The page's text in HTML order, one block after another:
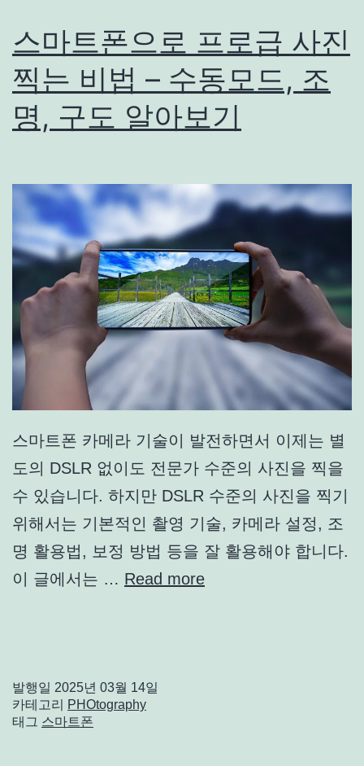
스마트폰으로 프로급 사진
찍는 비법 – 수동모드, 조
명, 구도 알아보기
스마트폰 카메라 기술이 발전하면서 이제는 별
도의 DSLR 없이도 전문가 수준의 사진을 찍을
수 있습니다. 하지만 DSLR 수준의 사진을 찍기
위해서는 기본적인 촬영 기술, 카메라 설정, 조
명 활용법, 보정 방법 등을 잘 활용해야 합니다.
이 글에서는 … Read more
발행일 2025년 03월 14일
카테고리
PHOtography
태그 스마트폰